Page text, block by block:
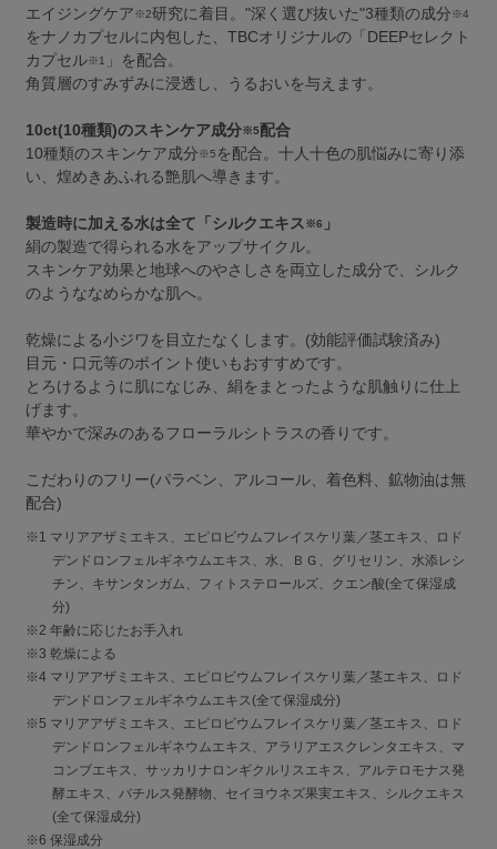
エイジングケア※2研究に着目。"深く選び抜いた"3種類の成分※4
をナノカプセルに内包した、TBCオリジナルの「DEEPセレクト
カプセル※1
」を配合。
角質層のすみずみに浸透し、うるおいを与えます。
10ct(10種類)のスキンケア成分※5配合
10種類のスキンケア成分※5 を配合。十人十色の肌悩みに寄り添
い、煌めきあふれる艶肌へ導きます。
製造時に加える水は全て「シルクエキス ※6 」
絹の製造で得られる水をアップサイクル。
スキンケア効果と地球へのやさしさを両立した成分で、シルク
のようななめらかな肌へ。
乾燥による小ジワを目立たなくします。(効能評価試験済み)
目元・口元等のポイント使いもおすすめです。
とろけるように肌になじみ、絹をまとったような肌触りに仕上
げます。
華やかで深みのあるフローラルシトラスの香りです。
こだわりのフリー(パラベン、アルコール、着色料、鉱物油は無
配合)
※1 マリアアザミエキス、エピロビウムフレイスケリ葉／茎エキス、ロド
デンドロンフェルギネウムエキス、水、ＢＧ、グリセリン、水添レシ
チン、キサンタンガム、フィトステロールズ、クエン酸(全て保湿成
分)
※2 年齢に応じたお手入れ
※3 乾燥による
※4 マリアアザミエキス、エピロビウムフレイスケリ葉／茎エキス、ロド
デンドロンフェルギネウムエキス(全て保湿成分)
※5 マリアアザミエキス、エピロビウムフレイスケリ葉／茎エキス、ロド
デンドロンフェルギネウムエキス、アラリアエスクレンタエキス、マ
コンブエキス、サッカリナロンギクルリスエキス、アルテロモナス発
酵エキス、バチルス発酵物、セイヨウネズ果実エキス、シルクエキス
(全て保湿成分)
※6 保湿成分